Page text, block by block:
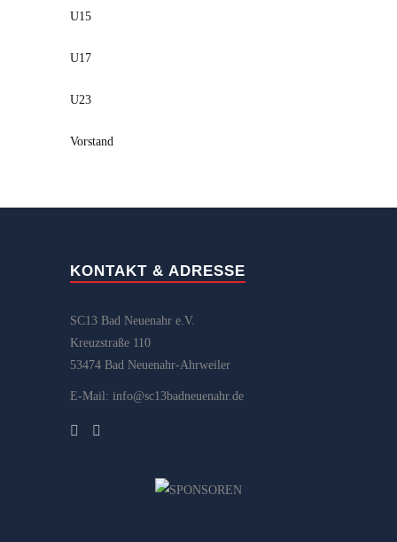
U15
U17
U23
Vorstand
KONTAKT & ADRESSE
SC13 Bad Neuenahr e.V.
Kreuzstraße 110
53474 Bad Neuenahr-Ahrweiler
E-Mail: info@sc13badneuenahr.de